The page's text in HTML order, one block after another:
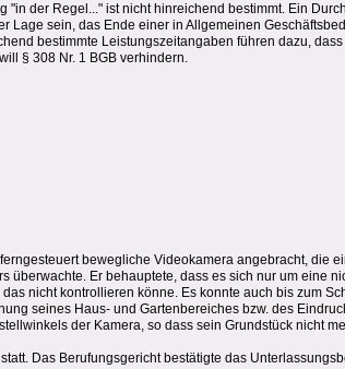
"in der Regel..." ist nicht hinreichend bestimmt. Ein
Lage sein, das Ende einer in Allgemeinen
bestimmte Leistungszeitangaben führen dazu,
§ 308 Nr. 1 BGB verhindern.
bewegliche Videokamera angebracht, die
überwachte. Er behauptete, dass es sich nur um eine
nicht kontrollieren könne. Es konnte auch bis zum
seines Haus- und Gartenbereiches bzw. des
der Kamera, so dass sein Grundstück nicht
Das Berufungsgericht bestätigte das